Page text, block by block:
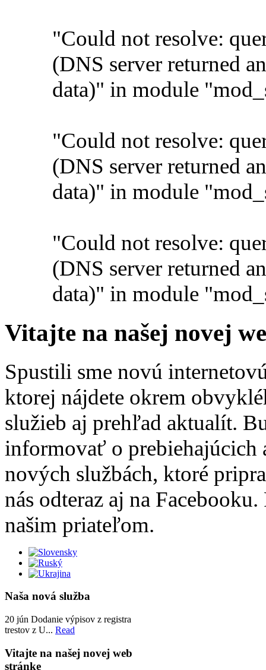
"Could not resolve:
(DNS server returned
data)" in module
"Could not resolve:
(DNS server returned
data)" in module
"Could not resolve:
(DNS server returned
data)" in module
Vitajte na našej novej
Spustili sme novú
ktorej nájdete okrem
služieb aj prehľad aktualít.
informovať o prebiehajúcich
nových službách, ktoré
nás odteraz aj na
našim priateľom.
Naša nová služba
20 jún Dodanie výpisov z registra
trestov z U... Read
Vitajte na našej novej web
stránke